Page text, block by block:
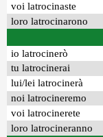
voi latrocinaste
loro latrocinarono
io latrocinerò
tu latrocinerai
lui/lei latrocinerà
noi latrocineremo
voi latrocinerete
loro latrocineranno